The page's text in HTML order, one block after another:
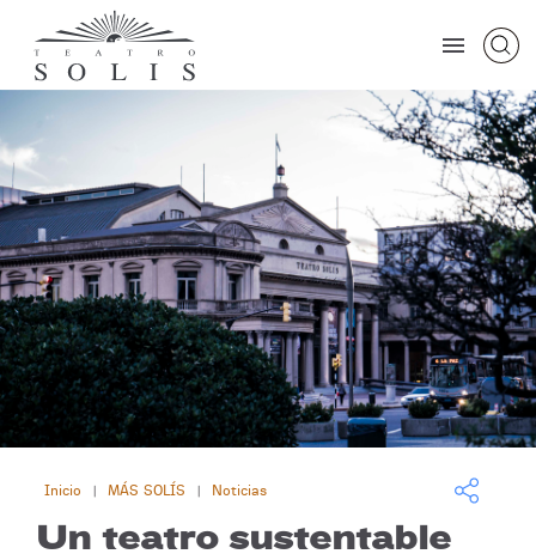
Inicio MÁS SOLÍS Noticias
Un teatro sustentable